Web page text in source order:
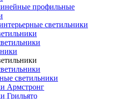
профильные
светильники
светильники
Армстронг
Грильято